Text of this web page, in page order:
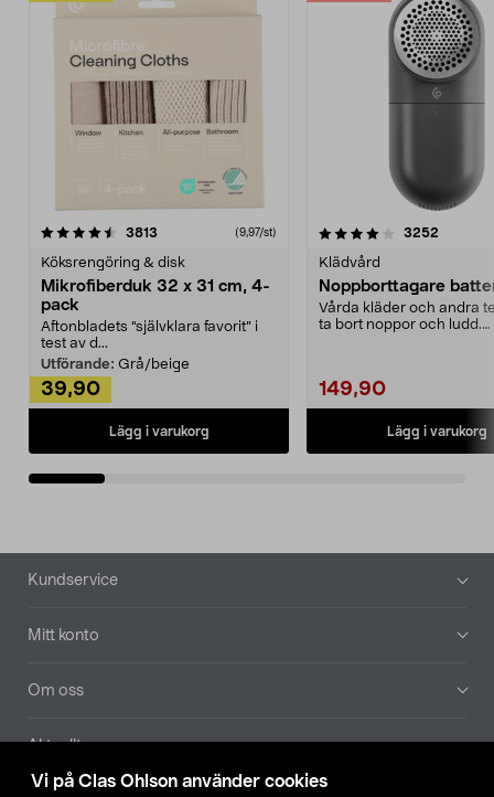
Vi på Clas Ohlson använder cookies
3813 (9,97/st)
Köksrengöring & disk
Mikrofiberduk 32 x 31 cm, 4-
pack
Aftonbladets "självklara favorit” i
test av d...
Utförande: Grå/beige
39,90
Lägg i varukorg
4.0av 5 stjärnor 3252
Klädvård
Noppborttagare
Vårda kläder och andra
ta bort noppor och ludd.
149,90
Lägg i varukorg
4.5av 5 stjärnor
Sidfot
Kundservice
Mitt konto
Om oss
Aktuellt